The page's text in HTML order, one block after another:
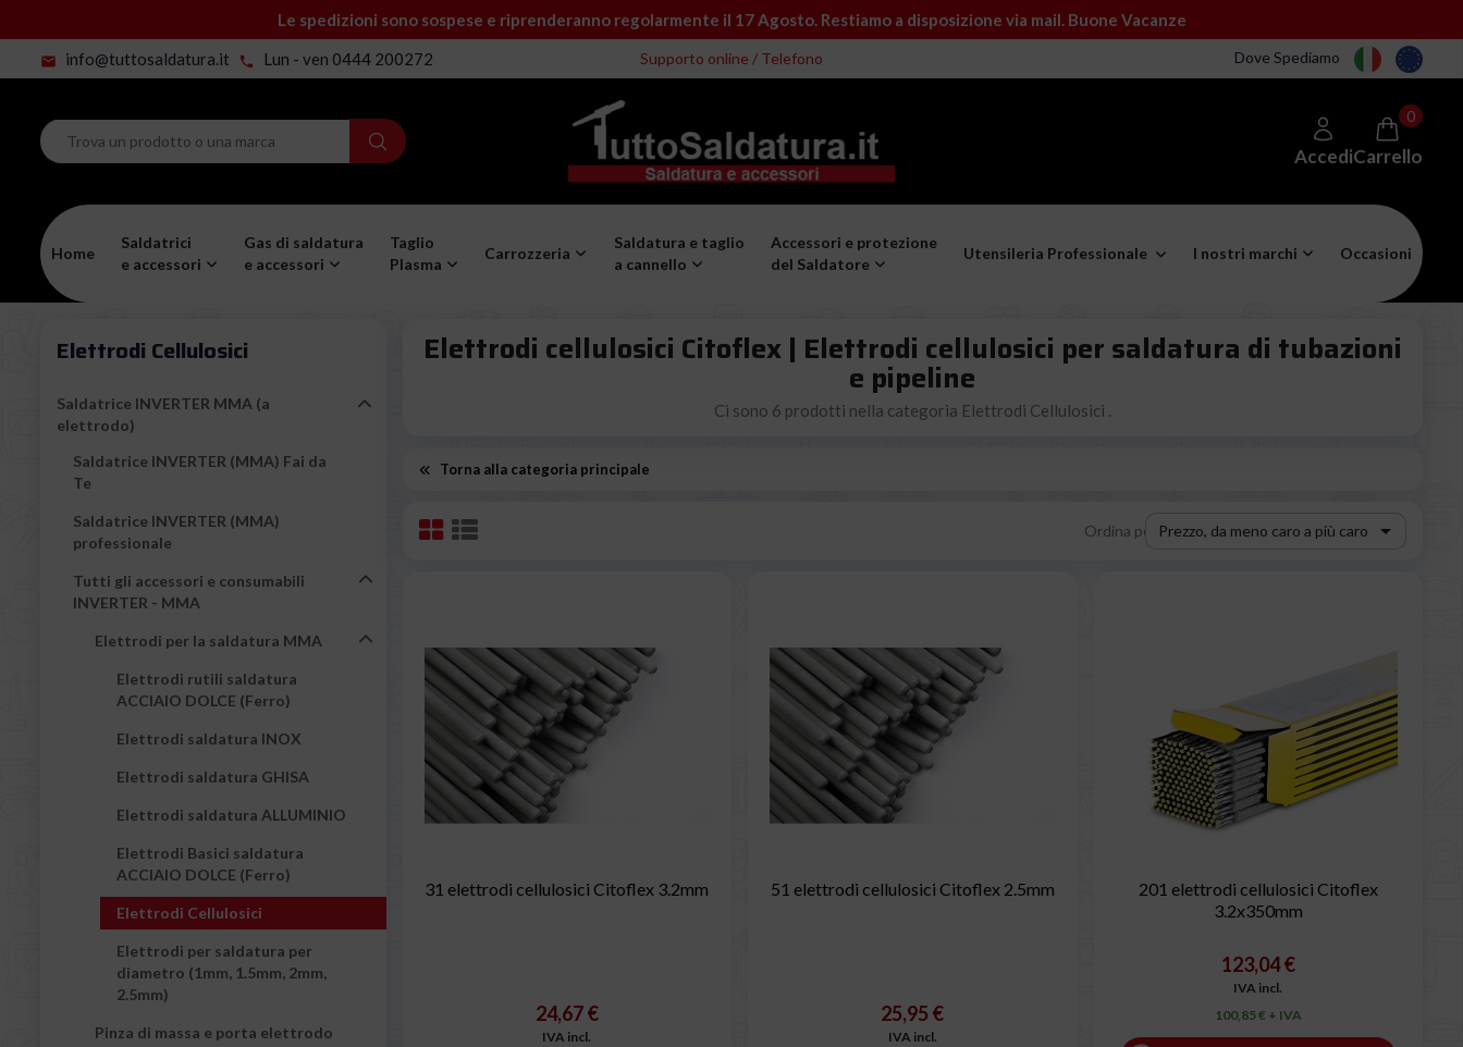
Le spedizioni sono sospese e riprenderanno regolarmente il 17 Agosto. Restiamo a disposizione via mail. Buone Vacanze
mail info@tuttosaldatura.it phone Lun - ven 0444 200272 Supporto online / Telefono Dove Spediamo
AccediCarrello
0
Home
Saldatrici
e accessori
Gas di saldatura
e accessori
Taglio
Plasma
Carrozzeria
Saldatura e taglio
a cannello
Accessori e protezione
del Saldatore
Utensileria Professionale I nostri marchi Occasioni
Elettrodi Cellulosici
Saldatrice INVERTER MMA (a
elettrodo)
Saldatrice INVERTER (MMA) Fai da
Te
Saldatrice INVERTER (MMA)
professionale
Tutti gli accessori e consumabili
INVERTER - MMA
Elettrodi per la saldatura MMA
Elettrodi rutili saldatura
ACCIAIO DOLCE (Ferro)
Elettrodi saldatura INOX
Elettrodi saldatura GHISA
Elettrodi saldatura ALLUMINIO
Elettrodi Basici saldatura
ACCIAIO DOLCE (Ferro)
Elettrodi Cellulosici
Elettrodi per saldatura per
diametro (1mm, 1.5mm, 2mm,
2.5mm)
Pinza di massa e porta elettrodo
Elettrodi cellulosici Citoflex | Elettrodi cellulosici per saldatura di tubazioni
e pipeline
Ci sono 6 prodotti nella categoria Elettrodi Cellulosici .
Torna alla categoria principale
Ordina per:Prezzo, da meno caro a più caro 
31 elettrodi cellulosici Citoflex 3.2mm
24,67 €
IVA incl.
51 elettrodi cellulosici Citoflex 2.5mm
25,95 €
IVA incl.
201 elettrodi cellulosici Citoflex
3.2x350mm
123,04 €
IVA incl.
100,85 € + IVA